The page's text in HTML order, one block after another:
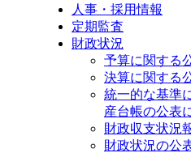
人事・採用情報
定期監査
財政状況
予算に関する
決算に関する
統一的な基準
産台帳の公表
財政収支状況
財政状況の公